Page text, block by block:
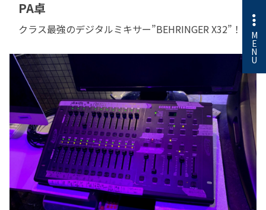
PA卓
クラス最強のデジタルミキサー”BEHRINGER X32”！ M
E
N
U